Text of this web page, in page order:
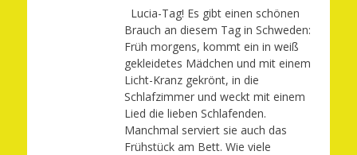
Lucia-Tag! Es gibt einen schönen
Brauch an diesem Tag in Schweden:
Früh morgens, kommt ein in weiß
gekleidetes Mädchen und mit einem
Licht-Kranz gekrönt, in die
Schlafzimmer und weckt mit einem
Lied die lieben Schlafenden.
Manchmal serviert sie auch das
Frühstück am Bett. Wie viele